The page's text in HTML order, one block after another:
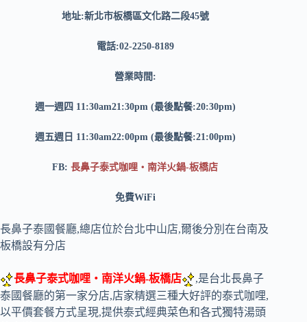
地址:新北市板橋區文化路二段45號
電話:02-2250-8189
營業時間:
週一週四 11:30am21:30pm (最後點餐:20:30pm)
週五週日 11:30am22:00pm (最後點餐:21:00pm)
FB:長鼻子泰式咖哩・南洋火鍋-板橋店
免費WiFi
長鼻子泰國餐廳,總店位於台北中山店,爾後分別在台南及
板橋設有分店
長鼻子泰式咖哩・南洋火鍋-板橋店
,是台北長鼻子
泰國餐廳的第一家分店,店家精選三種大好評的泰式咖哩,
以平價套餐方式呈現,提供泰式經典菜色和各式獨特湯頭